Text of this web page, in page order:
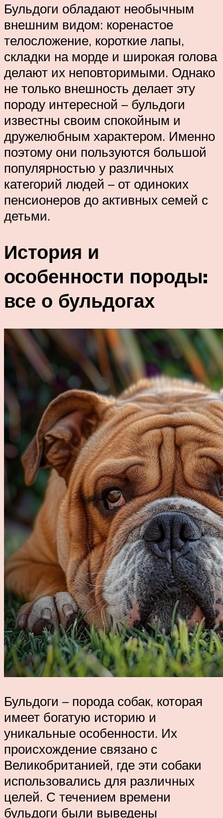
Бульдоги обладают необычным
внешним видом: коренастое
телосложение, короткие лапы,
складки на морде и широкая голова
делают их неповторимыми. Однако
не только внешность делает эту
породу интересной – бульдоги
известны своим спокойным и
дружелюбным характером. Именно
поэтому они пользуются большой
популярностью у различных
категорий людей – от одиноких
пенсионеров до активных семей с
детьми.
История и
особенности породы:
все о бульдогах
Бульдоги – порода собак, которая
имеет богатую историю и
уникальные особенности. Их
происхождение связано с
Великобританией, где эти собаки
использовались для различных
целей. С течением времени
бульдоги были выведены